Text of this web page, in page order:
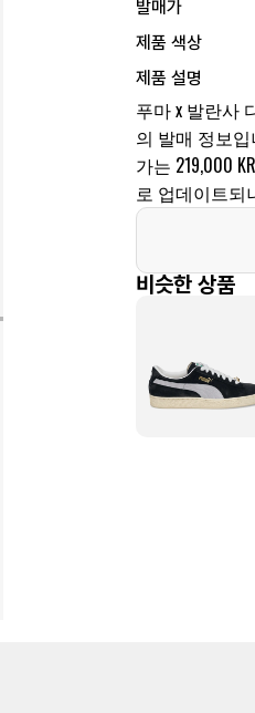
발매가
제품 색상
제품 설명
푸마 x 발란사
의 발매 정보입
가는 219,000
로 업데이트되
비슷한 상품